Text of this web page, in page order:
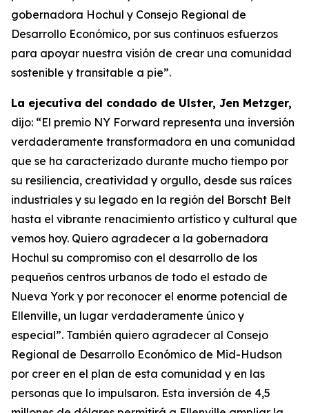
gobernadora Hochul y Consejo Regional de
Desarrollo Económico, por sus continuos esfuerzos
para apoyar nuestra visión de crear una comunidad
sostenible y transitable a pie”.
La ejecutiva del condado de Ulster, Jen Metzger,
dijo: “El premio NY Forward representa una inversión
verdaderamente transformadora en una comunidad
que se ha caracterizado durante mucho tiempo por
su resiliencia, creatividad y orgullo, desde sus raíces
industriales y su legado en la región del Borscht Belt
hasta el vibrante renacimiento artístico y cultural que
vemos hoy. Quiero agradecer a la gobernadora
Hochul su compromiso con el desarrollo de los
pequeños centros urbanos de todo el estado de
Nueva York y por reconocer el enorme potencial de
Ellenville, un lugar verdaderamente único y
especial”. También quiero agradecer al Consejo
Regional de Desarrollo Económico de Mid-Hudson
por creer en el plan de esta comunidad y en las
personas que lo impulsaron. Esta inversión de 4,5